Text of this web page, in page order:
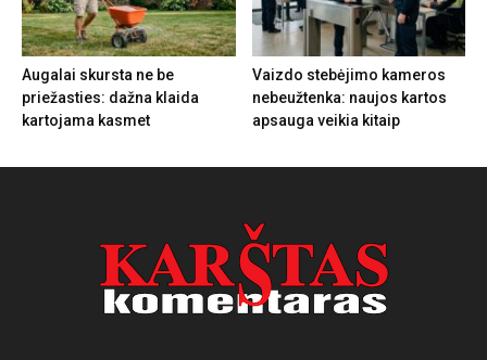
Augalai skursta ne be
priežasties: dažna klaida
kartojama kasmet
Vaizdo stebėjimo kameros
nebeužtenka: naujos kartos
apsauga veikia kitaip